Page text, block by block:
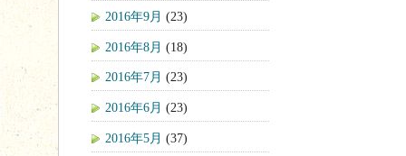
2016年9月 (23)
2016年8月 (18)
2016年7月 (23)
2016年6月 (23)
2016年5月 (37)